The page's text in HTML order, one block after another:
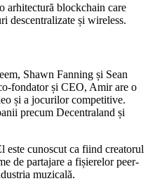
arhitectură blockchain care
descentralizate și wireless.
Shawn Fanning și Sean
fondator și CEO, Amir are o
și a jocurilor competitive.
precum Decentraland și
este cunoscut ca fiind creatorul
de partajare a fișierelor peer-
muzicală.